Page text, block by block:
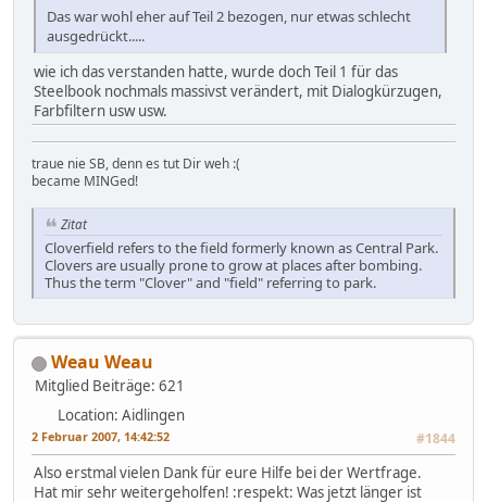
Das war wohl eher auf Teil 2 bezogen, nur etwas schlecht
ausgedrückt.....
wie ich das verstanden hatte, wurde doch Teil 1 für das
Steelbook nochmals massivst verändert, mit Dialogkürzugen,
Farbfiltern usw usw.
traue nie SB, denn es tut Dir weh :(
became MINGed!
Zitat
Cloverfield refers to the field formerly known as Central Park.
Clovers are usually prone to grow at places after bombing.
Thus the term "Clover" and "field" referring to park.
Weau Weau
Mitglied Beiträge: 621
Location: Aidlingen
2 Februar 2007, 14:42:52 #1844
Also erstmal vielen Dank für eure Hilfe bei der Wertfrage.
Hat mir sehr weitergeholfen! :respekt: Was jetzt länger ist